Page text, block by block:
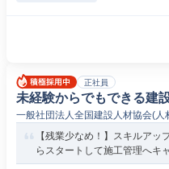
正社員
未経験からでもできる建
一般社団法人全国建設人材協会(人
【残業少なめ！】スキルア
らスタートして施工管理へキ